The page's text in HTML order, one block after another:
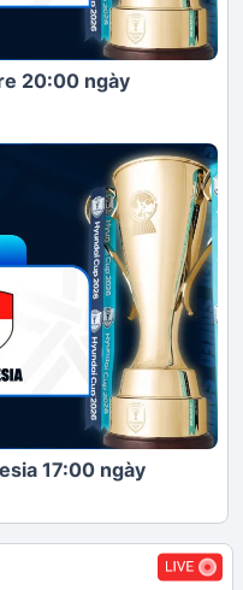
20:00 ngày
17:00 ngày